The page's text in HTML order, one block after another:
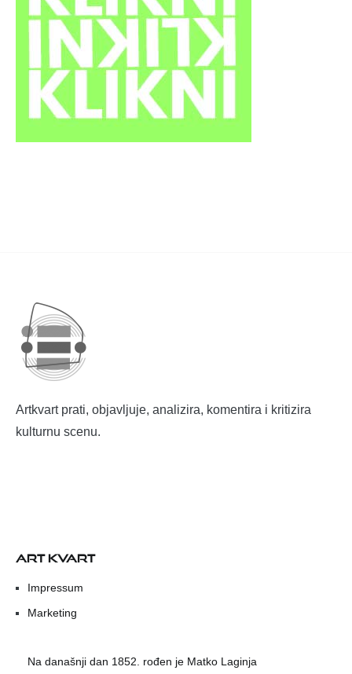
Artkvart prati, objavljuje, analizira, komentira i kritizira
kulturnu scenu.
ART KVART
Impressum
Marketing
Na današnji dan 1852. rođen je Matko Laginja